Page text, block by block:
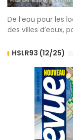
De l’eau pour les
des villes d’eaux,
HSLR93 (12/25)